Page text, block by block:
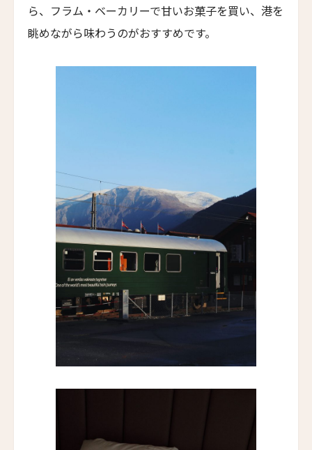
ホテル ウニコ マドリード
Hotel Único Madrid
ホテル・アーバン・マドリード
ホテル・サン・レジス
Hôtel San Régis
ホテル・ノーマン・パリ
Hotel Norman Paris
グランド・パワーズ
Grand Powers
グランド・ホテル・デュ・パレ・ロワイヤル
Chateau des Fleurs
ら、フラム・ベーカリーで甘いお菓子を買い、港を
眺めながら味わうのがおすすめです。